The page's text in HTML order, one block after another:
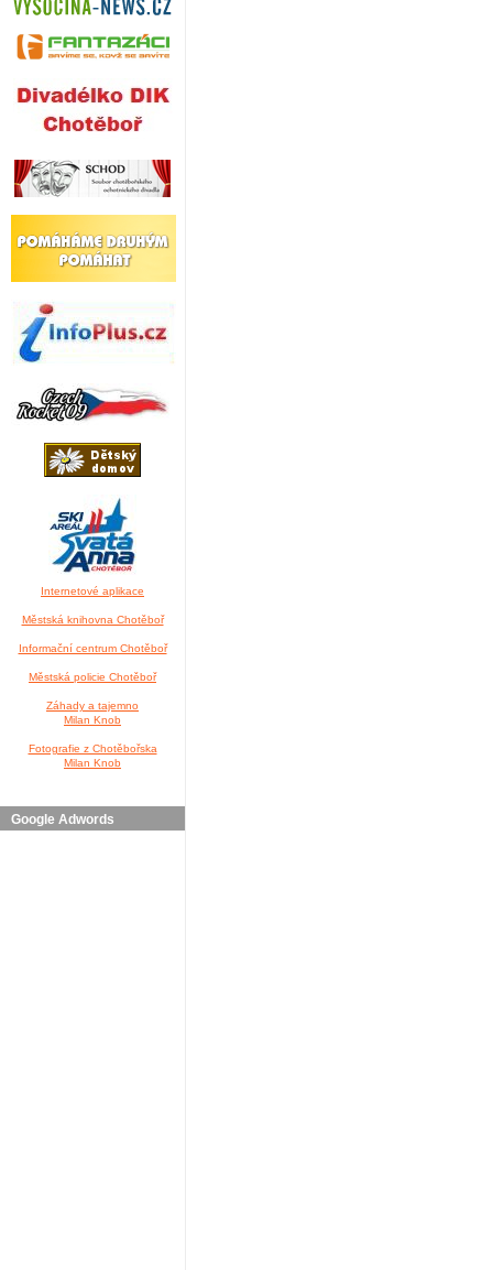
Internetové aplikace
Městská knihovna Chotěboř
Informační centrum Chotěboř
Městská policie Chotěboř
Záhady a tajemno
Milan Knob
Fotografie z Chotěbořska
Milan Knob
Google Adwords